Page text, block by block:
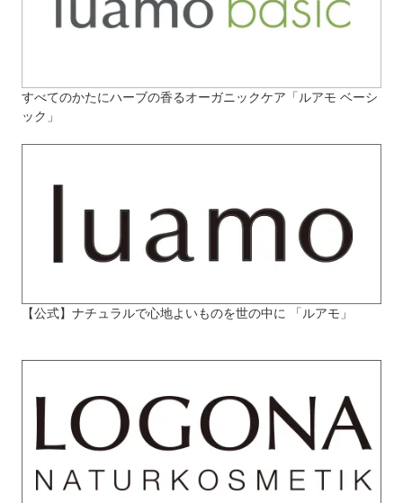
すべてのかたにハーブの香るオーガニックケア「ルアモ ベーシ
ック」
【公式】ナチュラルで心地よいものを世の中に 「ルアモ」